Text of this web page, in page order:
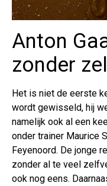
Anton
zonder
Het is niet de eerste
wordt gewisseld, hij
namelijk ook al een
onder trainer Maurice
Feyenoord. De jonge
zonder al te veel
ook nog eens.